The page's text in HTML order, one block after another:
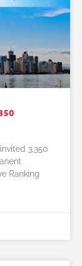
3,350
Ranking